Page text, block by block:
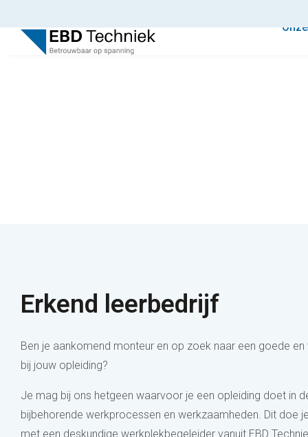
Erkend leerbedrijf
Ben je aankomend monteur en op zoek naar een goede
bij jouw opleiding?
Je mag bij ons hetgeen waarvoor je een opleiding doet in
bijbehorende werkprocessen en werkzaamheden. Dit doe
met een deskundige werkplekbegeleider vanuit EBD